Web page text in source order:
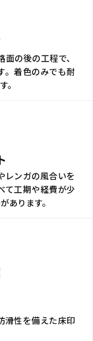
の後の工程で、
。着色のみでも耐
。
レンガの風合いを
て工期や経費が少
あります。
滑性を備えた床印